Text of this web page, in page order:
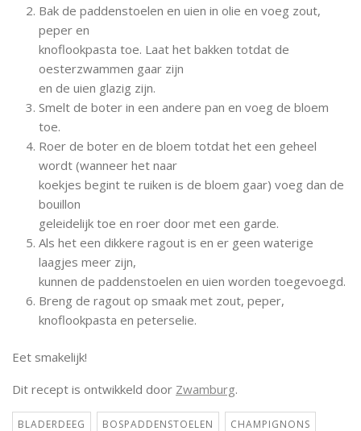
Bak de paddenstoelen en uien in olie en voeg zout,
peper en
knoflookpasta toe. Laat het bakken totdat de
oesterzwammen gaar zijn
en de uien glazig zijn.
Smelt de boter in een andere pan en voeg de bloem
toe.
Roer de boter en de bloem totdat het een geheel
wordt (wanneer het naar
koekjes begint te ruiken is de bloem gaar) voeg dan de
bouillon
geleidelijk toe en roer door met een garde.
Als het een dikkere ragout is en er geen waterige
laagjes meer zijn,
kunnen de paddenstoelen en uien worden toegevoegd.
Breng de ragout op smaak met zout, peper,
knoflookpasta en peterselie.
Eet smakelijk!
Dit recept is ontwikkeld door Zwamburg.
BLADERDEEG BOSPADDENSTOELEN CHAMPIGNONS